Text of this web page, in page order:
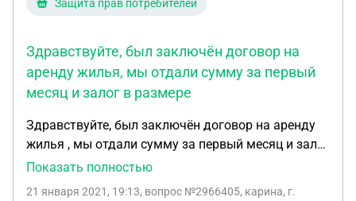
Защита прав потребителей
Здравствуйте, был заключён договор на
аренду жилья, мы отдали сумму за первый
месяц и залог в размере
Здравствуйте, был заключён договор на аренду
жилья , мы отдали сумму за первый месяц и залог
в размере месячной платы, В договоре прописано
Показать полностью
21 января 2021, 19:13, вопрос №2966405, карина, г.